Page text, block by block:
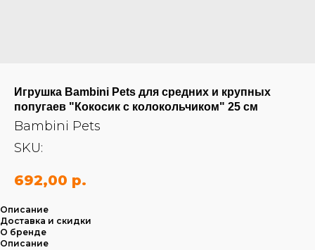
Игрушка Bambini Pets для средних и крупных
попугаев "Кокосик с колокольчиком" 25 см
Bambini Pets
SKU:
692,00 р.
Описание
Доставка и скидки
О бренде
Описание